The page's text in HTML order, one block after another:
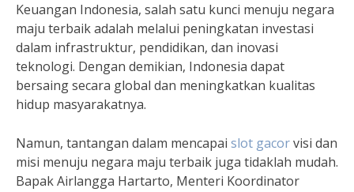
Keuangan Indonesia, salah satu kunci menuju negara
maju terbaik adalah melalui peningkatan investasi
dalam infrastruktur, pendidikan, dan inovasi
teknologi. Dengan demikian, Indonesia dapat
bersaing secara global dan meningkatkan kualitas
hidup masyarakatnya.
Namun, tantangan dalam mencapai slot gacorvisi dan
misi menuju negara maju terbaik juga tidaklah mudah.
Bapak Airlangga Hartarto, Menteri Koordinator